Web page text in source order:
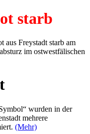
starb
aus Freystadt starb am
im ostwestfälischen
wurden in der
mehrere
(Mehr)